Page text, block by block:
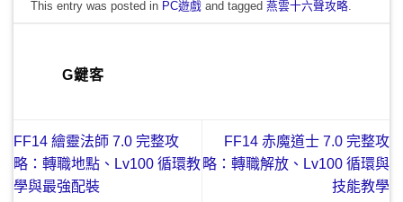
This entry was posted in PC遊戲 and tagged燕雲十六聲攻略.
G鍵客
FF14 繪靈法師 7.0 完整攻
略：轉職地點、Lv100 循環教
學與最強配裝
FF14 赤魔道士 7.0 完整攻
略：轉職解放、Lv100 循環與
技能教學